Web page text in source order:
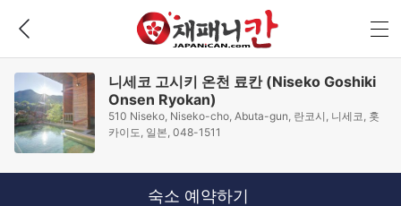
니세코 고시키 온천 료칸 (Niseko Goshiki
Onsen Ryokan)
510 Niseko, Niseko-cho, Abuta-gun, 란코시, 니세코, 홋
카이도, 일본, 048-1511
숙소 예약하기